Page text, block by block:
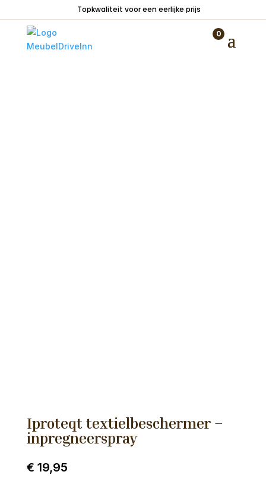
Topkwaliteit voor een eerlijke prijs
0
Woondecoraties/Onderhoudsmiddelen
/ Iproteqt textielbeschermer – inpregneerspray
Iproteqt textielbeschermer –
inpregneerspray
€ 19,95